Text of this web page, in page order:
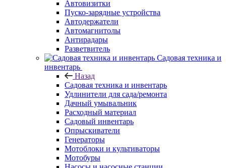
Автовизитки
Пуско-зарядные устройства
Автодержатели
Автомагнитолы
Антирадары
Разветвитель
Садовая техника и
инвентарь
Назад
Садовая техника и инвентарь
Удлинители для сада/ремонта
Дачный умывальник
Расходный материал
Садовый инвентарь
Опрыскиватели
Генераторы
Мотоблоки и культиваторы
Мотобуры